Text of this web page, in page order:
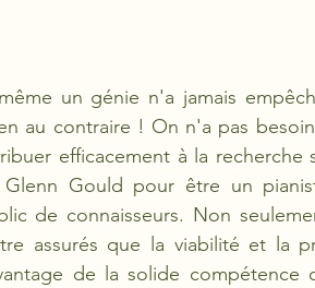
un génie n'a jamais
au contraire ! On n'a pas
efficacement à la recherche
Gould pour être un
de connaisseurs. Non
assurés que la viabilité et la
de la solide compétence